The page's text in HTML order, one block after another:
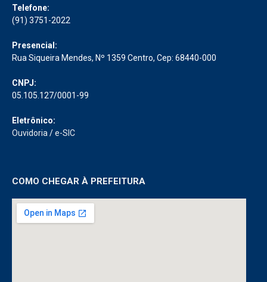
Telefone:
(91) 3751-2022
Presencial:
Rua Siqueira Mendes, Nº 1359 Centro, Cep: 68440-000
CNPJ:
05.105.127/0001-99
Eletrônico:
Ouvidoria /e-SIC
COMO CHEGAR À PREFEITURA